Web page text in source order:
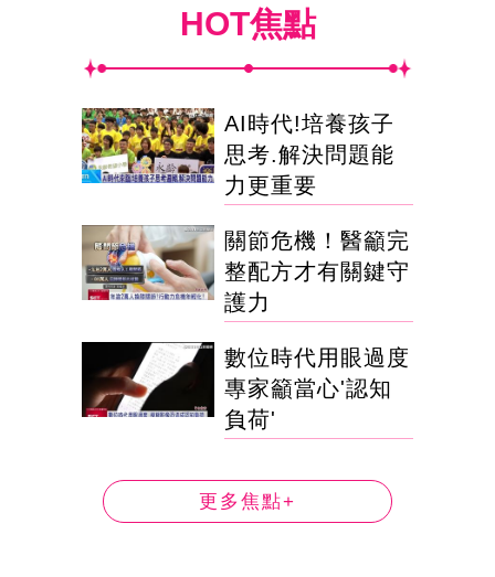
HOT焦點
AI時代!培養孩子
思考.解決問題能
力更重要
關節危機！醫籲完
整配方才有關鍵守
護力
數位時代用眼過度
專家籲當心'認知
負荷'
更多焦點+